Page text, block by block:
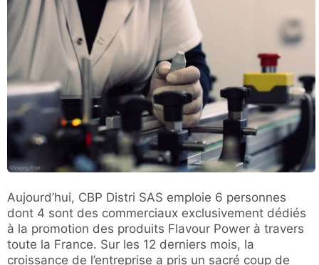
Aujourd’hui, CBP Distri SAS emploie 6 personnes
dont 4 sont des commerciaux exclusivement dédiés
à la promotion des produits Flavour Power à travers
toute la France. Sur les 12 derniers mois, la
croissance de l’entreprise a pris un sacré coup de